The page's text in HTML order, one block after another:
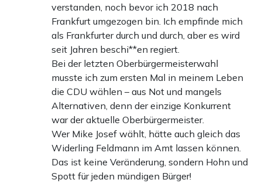
verstanden, noch bevor ich 2018 nach
Frankfurt umgezogen bin. Ich empfinde mich
als Frankfurter durch und durch, aber es wird
seit Jahren beschi**en regiert.
Bei der letzten Oberbürgermeisterwahl
musste ich zum ersten Mal in meinem Leben
die CDU wählen – aus Not und mangels
Alternativen, denn der einzige Konkurrent
war der aktuelle Oberbürgermeister.
Wer Mike Josef wählt, hätte auch gleich das
Widerling Feldmann im Amt lassen können.
Das ist keine Veränderung, sondern Hohn und
Spott für jeden mündigen Bürger!